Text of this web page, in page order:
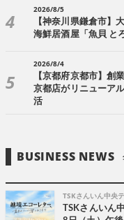
2026/8/5
【神奈川県鎌倉市】
海鮮居酒屋「魚貝 と
2026/8/4
【京都府京都市】創
京都店がリニューア
活
BUSINESS NEWS
TSKさんいん中央
TSKさんいん